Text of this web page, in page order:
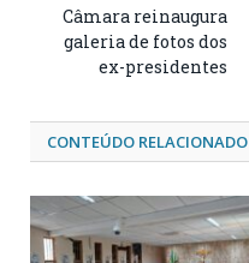
Câmara reinaugura
galeria de fotos dos
ex-presidentes
CONTEÚDO RELACIONADO